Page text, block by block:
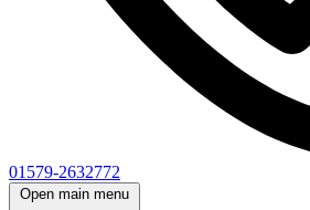
01579-2632772
Open main menu